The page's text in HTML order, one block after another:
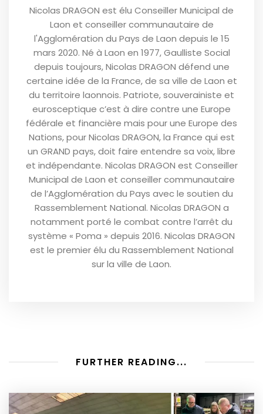
Nicolas DRAGON est élu Conseiller Municipal de
Laon et conseiller communautaire de
l'Agglomération du Pays de Laon depuis le 15
mars 2020. Né à Laon en 1977, Gaulliste Social
depuis toujours, Nicolas DRAGON défend une
certaine idée de la France, de sa ville de Laon et
du territoire laonnois. Patriote, souverainiste et
eurosceptique c’est à dire contre une Europe
fédérale et financière mais pour une Europe des
Nations, pour Nicolas DRAGON, la France qui est
un GRAND pays, doit faire entendre sa voix, libre
et indépendante. Nicolas DRAGON est Conseiller
Municipal de Laon et conseiller communautaire
de l’Agglomération du Pays avec le soutien du
Rassemblement National. Nicolas DRAGON a
notamment porté le combat contre l’arrêt du
système « Poma » depuis 2016. Nicolas DRAGON
est le premier élu du Rassemblement National
sur la ville de Laon.
FURTHER READING...